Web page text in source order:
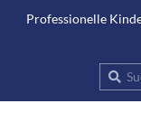
GeheProfessionelle